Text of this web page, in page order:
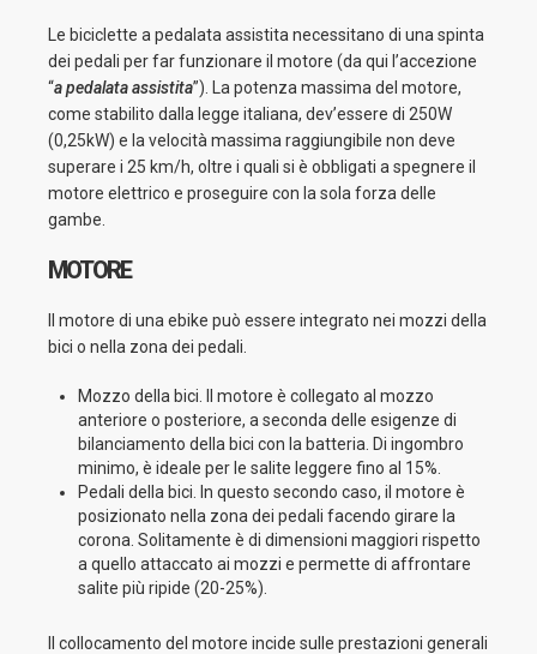
Le biciclette a pedalata assistita necessitano di una spinta
dei pedali per far funzionare il motore (da qui l’accezione
“a pedalata assistita”). La potenza massima del motore,
come stabilito dalla legge italiana, dev’essere di 250W
(0,25kW) e la velocità massima raggiungibile non deve
superare i 25 km/h, oltre i quali si è obbligati a spegnere il
motore elettrico e proseguire con la sola forza delle
gambe.
MOTORE
Il motore di una ebike può essere integrato nei mozzi della
bici o nella zona dei pedali.
Mozzo della bici. Il motore è collegato al mozzo
anteriore o posteriore, a seconda delle esigenze di
bilanciamento della bici con la batteria. Di ingombro
minimo, è ideale per le salite leggere fino al 15%.
Pedali della bici. In questo secondo caso, il motore è
posizionato nella zona dei pedali facendo girare la
corona. Solitamente è di dimensioni maggiori rispetto
a quello attaccato ai mozzi e permette di affrontare
salite più ripide (20-25%).
Il collocamento del motore incide sulle prestazioni generali